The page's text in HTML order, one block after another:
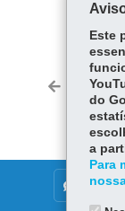
Voltar
Este
do
a
Para